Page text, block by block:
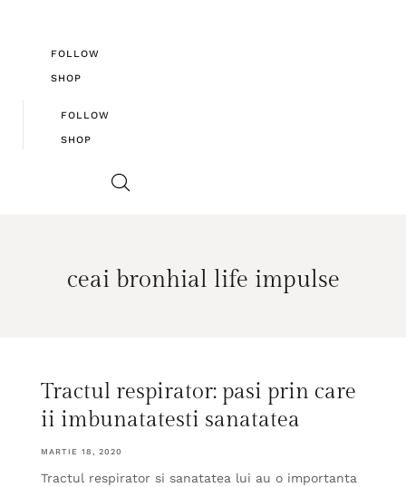
FOLLOW
SHOP
FOLLOW
SHOP
ceai bronhial life impulse
Tractul respirator: pasi prin care
ii imbunatatesti sanatatea
MARTIE 18, 2020
Tractul respirator si sanatatea lui au o importanta